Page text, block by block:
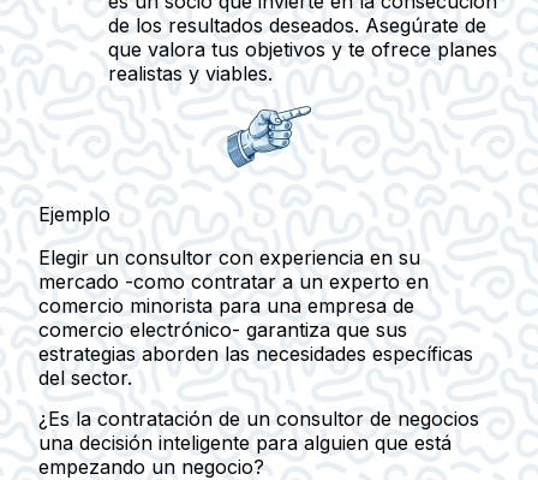
de los resultados deseados. Asegúrate de
que valora tus objetivos y te ofrece planes
realistas y viables.
Ejemplo
Elegir un consultor con experiencia en su
mercado -como contratar a un experto en
comercio minorista para una empresa de
comercio electrónico- garantiza que sus
estrategias aborden las necesidades específicas
del sector.
¿Es la contratación de un consultor de negocios
una decisión inteligente para alguien que está
empezando un negocio?